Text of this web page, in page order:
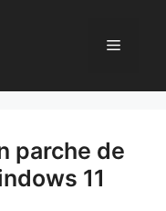
Menú
parche de
11